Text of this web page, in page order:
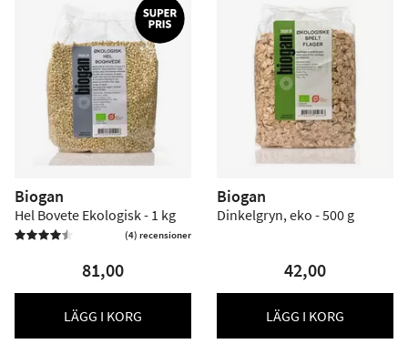
Biogan
Hel Bovete Ekologisk - 1 kg
 (4) recensioner
81,00
LÄGG I KORG
Biogan
Dinkelgryn, eko - 500 g
42,00
LÄGG I KORG